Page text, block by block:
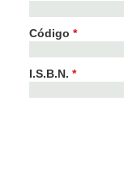
Código *
I.S.B.N. *